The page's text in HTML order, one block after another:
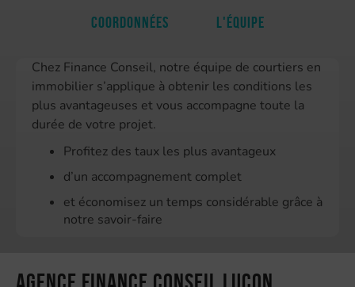
Chez Finance Conseil, notre équipe de courtiers en
immobilier s’applique à obtenir les conditions les
plus avantageuses et vous accompagne toute la
durée de votre projet.
Profitez des taux les plus avantageux
d’un accompagnement complet
et économisez un temps considérable grâce à
notre savoir-faire
Coordonnées L'équipe